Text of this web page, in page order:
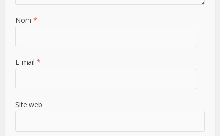
Nom*
E-mail*
Site web